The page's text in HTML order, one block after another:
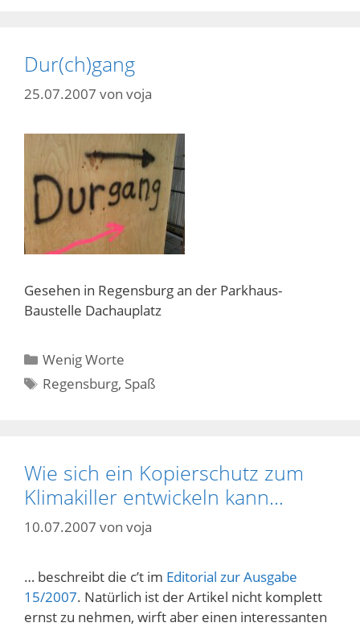
Dur(ch)gang
25.07.2007 von voja
Gesehen in Regensburg an der Parkhaus-
Baustelle Dachauplatz
Kategorien
Wenig Worte
Schlagwörter
Regensburg, Spaß
Wie sich ein Kopierschutz zum
Klimakiller entwickeln kann…
10.07.2007 von voja
… beschreibt die c’t im Editorial zur Ausgabe
15/2007. Natürlich ist der Artikel nicht komplett
ernst zu nehmen, wirft aber einen interessanten